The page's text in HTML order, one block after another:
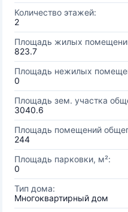
Количество этажей:
2
Площадь жилых
823.7
Площадь нежилых
0
Площадь зем. участка
3040.6
Площадь помещений
244
Площадь парковки, м²:
0
Тип дома:
Многоквартирный дом